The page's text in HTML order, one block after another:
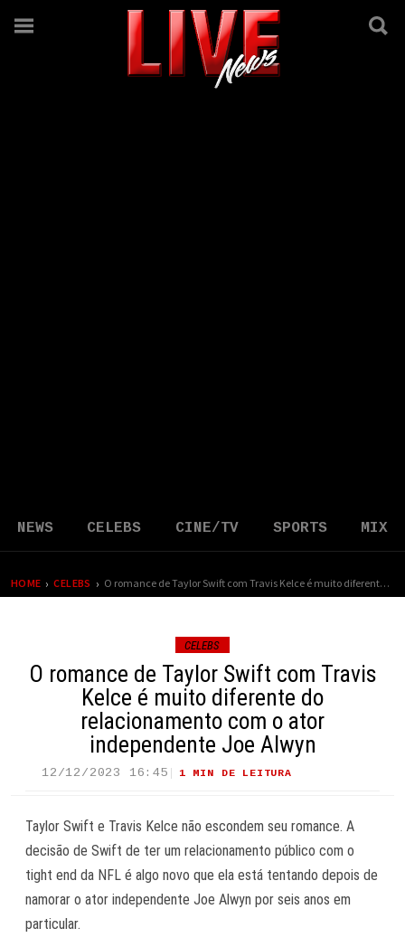
NEWS CELEBS CINE/TV SPORTS MIX
HOME › CELEBS › O romance de Taylor Swift com Travis Kelce é muito diferente do relacionamento com o ator independente Joe Alwyn
CELEBS
O romance de Taylor Swift com Travis
Kelce é muito diferente do
relacionamento com o ator
independente Joe Alwyn
12/12/2023 16:45 1 MIN DE LEITURA
Taylor Swift e Travis Kelce não escondem seu romance. A
decisão de Swift de ter um relacionamento público com o
tight end da NFL é algo novo que ela está tentando depois de
namorar o ator independente Joe Alwyn por seis anos em
particular.